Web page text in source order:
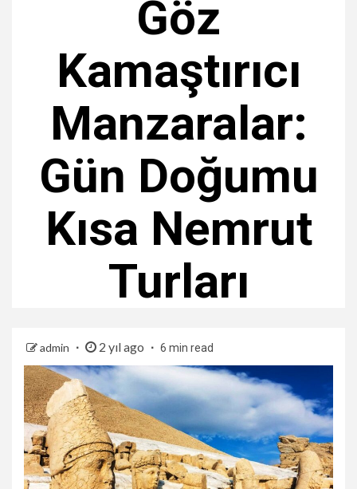
Göz
Kamaştırıcı
Manzaralar:
Gün Doğumu
Kısa Nemrut
Turları
admin 2 yıl ago 6 min read